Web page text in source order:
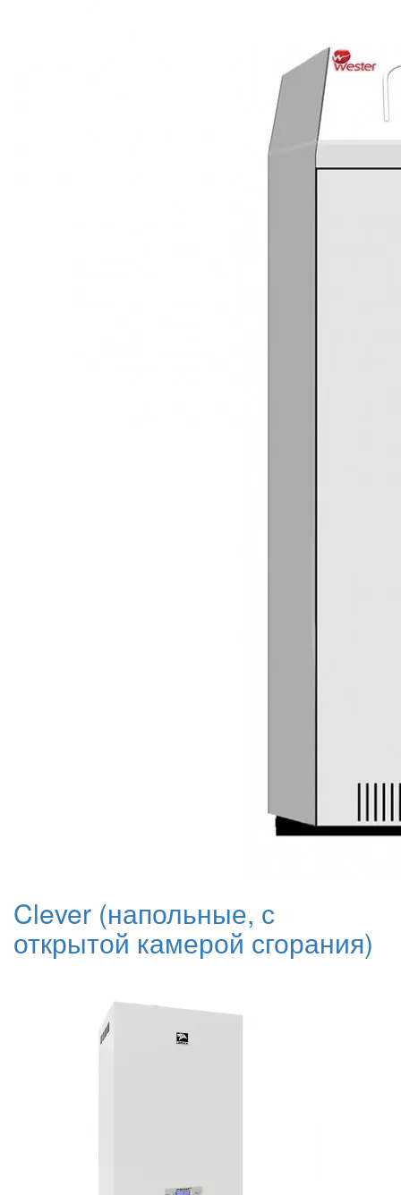
Clever (напольные, с
открытой камерой сгорания)